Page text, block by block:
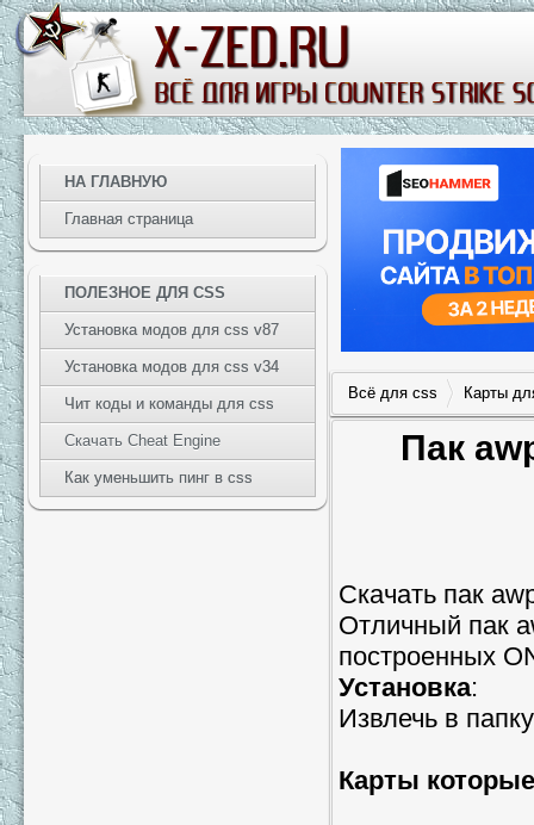
Всё для css Карты
Пак
Скачать пак
Отличный пак
построенных
Установка:
Извлечь в
Карты
НА ГЛАВНУЮ
Главная страница
ПОЛЕЗНОЕ ДЛЯ CSS
Установка модов для css v87
Установка модов для css v34
Чит коды и команды для css
Скачать Cheat Engine
Как уменьшить пинг в css